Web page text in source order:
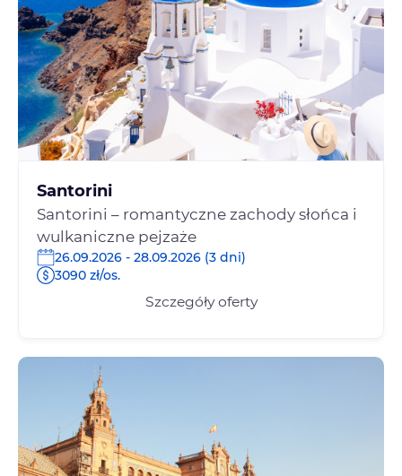
Santorini
Santorini – romantyczne zachody słońca i
wulkaniczne pejzaże
26.09.2026 - 28.09.2026 (3 dni)
3090 zł/os.
Szczegóły oferty